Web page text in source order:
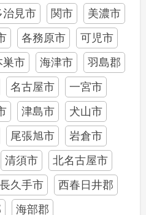
治見市 関市
美濃市
各務原市
可児市
巣市 海津市
羽島郡
名古屋市
一宮市
津島市
犬山市
尾張旭市
岩倉市
清須市
北名古屋市
長久手市
西春日井郡
海部郡